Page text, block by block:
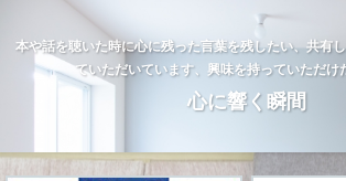
本や話を聴いた時に心に残った言葉を残したい、共有
ていただいています、興味を持っていただけ
心に響く瞬間